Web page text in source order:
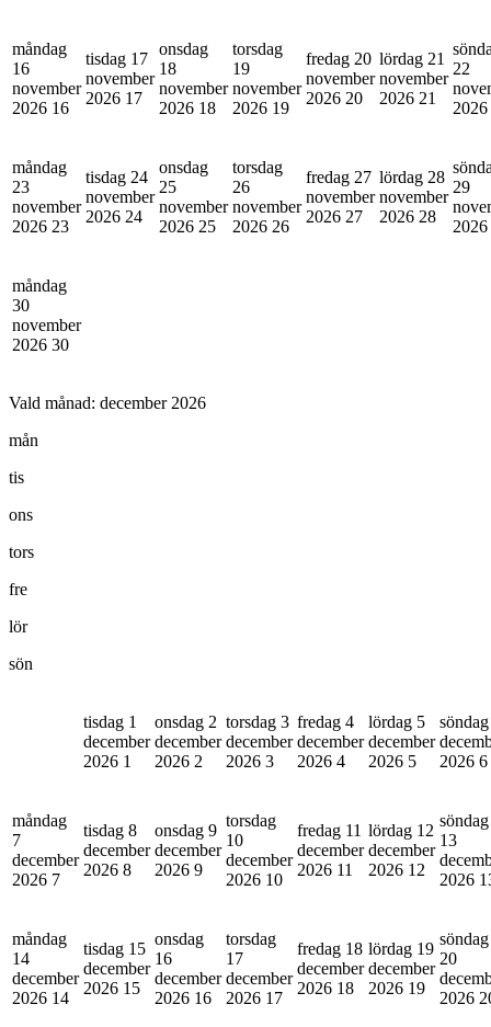
måndag
16
november
2026 16
tisdag 17
november
2026 17
onsdag
18
november
2026 18
torsdag
19
november
2026 19
fredag 20
november
2026 20
lördag 21
november
2026 21
22
2026
måndag
23
november
2026 23
tisdag 24
november
2026 24
onsdag
25
november
2026 25
torsdag
26
november
2026 26
fredag 27
november
2026 27
lördag 28
november
2026 28
29
2026
måndag
30
november
2026 30
Vald månad: december 2026
mån
tis
ons
tors
fre
lör
sön
tisdag 1
december
2026 1
onsdag 2
december
2026 2
torsdag 3
december
2026 3
fredag 4
december
2026 4
lördag 5
december
2026 5
2026 6
måndag
7
december
2026 7
tisdag 8
december
2026 8
onsdag 9
december
2026 9
torsdag
10
december
2026 10
fredag 11
december
2026 11
lördag 12
december
2026 12
söndag
13
2026
måndag
14
december
2026 14
tisdag 15
december
2026 15
onsdag
16
december
2026 16
torsdag
17
december
2026 17
fredag 18
december
2026 18
lördag 19
december
2026 19
söndag
20
2026